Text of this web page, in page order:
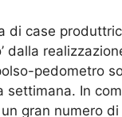
di case
dalla
pedometro
In
gran numero